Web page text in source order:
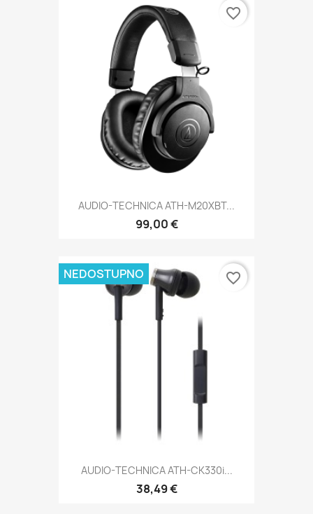
AUDIO-TECHNICA ATH-M20XBT...
99,00 €
favorite_border
AUDIO-TECHNICA ATH-CK330i...
38,49 €
NEDOSTUPNO favorite_border